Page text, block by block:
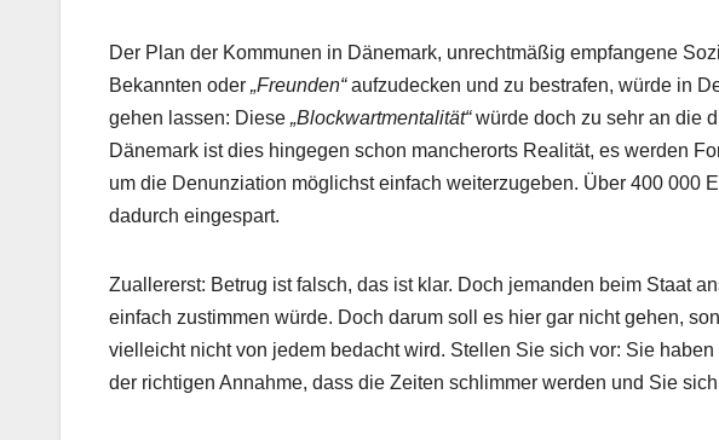
Der Plan der Kommunen in Dänemark, unrechtmäßig empfangene
Bekannten oder „Freunden“aufzudecken und zu bestrafen, würde in
gehen lassen: Diese „Blockwartmentalität“würde doch zu sehr an die
Dänemark ist dies hingegen schon mancherorts Realität, es werden
um die Denunziation möglichst einfach weiterzugeben. Über 400 000
dadurch eingespart.
Zuallererst: Betrug ist falsch, das ist klar. Doch jemanden beim Staat
einfach zustimmen würde. Doch darum soll es hier gar nicht gehen,
vielleicht nicht von jedem bedacht wird. Stellen Sie sich vor: Sie
der richtigen Annahme, dass die Zeiten schlimmer werden und Sie